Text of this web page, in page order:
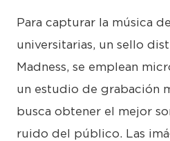
Para capturar la música
universitarias, un sello
Madness, se emplean
un estudio de grabación
busca obtener el mejor
ruido del público. Las